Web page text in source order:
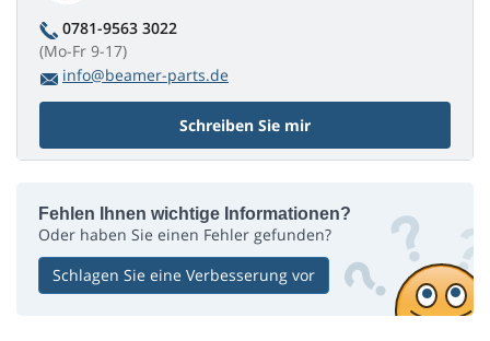
0781-9563 3022
(Mo-Fr 9-17)
info@beamer-parts.de
Schreiben Sie mir
Fehlen Ihnen wichtige Informationen?
Oder haben Sie einen Fehler gefunden?
Schlagen Sie eine Verbesserung vor